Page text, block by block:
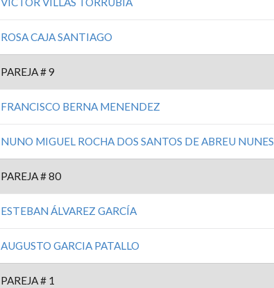
ROSA CAJA SANTIAGO
PAREJA # 9
FRANCISCO BERNA MENENDEZ
NUNO MIGUEL ROCHA DOS SANTOS DE ABREU NUNES
PAREJA # 80
ESTEBAN ÁLVAREZ GARCÍA
AUGUSTO GARCIA PATALLO
PAREJA # 1